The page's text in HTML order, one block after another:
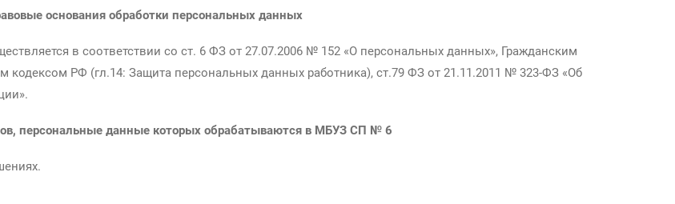
основания обработки персональных данных
в соответствии со ст. 6 ФЗ от 27.07.2006 № 152 «О персональных данных», Гражданским
кодексом РФ (гл.14: Защита персональных данных работника), ст.79 ФЗ от 21.11.2011 № 323-ФЗ «Об
персональные данные которых обрабатываются в МБУЗ СП № 6